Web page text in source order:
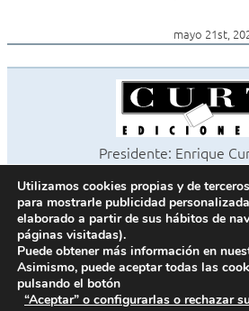
mayo 21st,
Presidente: Enrique
©2026 Revista
Todos los derechos
Paseo de Gracia, 63. 1º 2ª. 08008
Fax 933 183
Utilizamos cookies propias y de
para mostrarle publicidad
elaborado a partir de sus hábitos de
páginas visitadas).
Puede obtener más información en
Asimismo, puede aceptar todas las
pulsando el botón
“Aceptar” o configurarlas o rechazar